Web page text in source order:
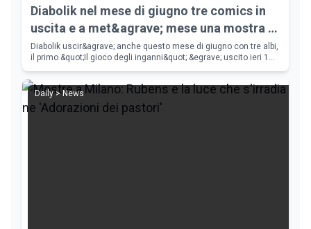
Diabolik nel mese di giugno tre comics in
uscita e a met&agrave; mese una mostra a
Milano
Diabolik uscir&agrave; anche questo mese di giugno con tre albi,
il primo &quot;Il gioco degli inganni&quot; &egrave; uscito ieri 1
dal
Daily > News